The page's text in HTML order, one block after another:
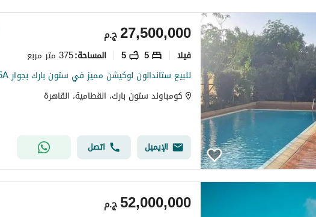
ج.م27,500,000
فیلا 5
5 المساحة:375 متر مربع
للبيع ستاندالون لوكيشن مميز في ستون بارك بجوار 5A
كومباوند ستون بارك، القطامية، القاهرة
الإيميل اتصل
ج.م52,000,000